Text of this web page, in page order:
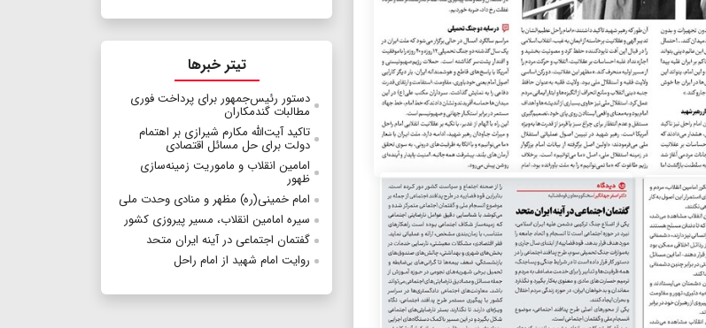
تیتر خبرها
دستور رئیس‌جمهور برای پرداخت فوری
مطالبات گندمکاران
تاکید آیت‌الله مکارم شیرازی بر اهتمام
دولت برای حل مسائل اقتصادی
امامین انقلاب و ماموریت زمینه‌سازی
ظهور
امام خمینی(ره) مظهر و منادی وحدت ملی
سیره امامین انقلاب، مسیر پیروزی کشور
گفتمان اجتماعی در آینه ایران متحد
روایت امام شهید از امام راحل